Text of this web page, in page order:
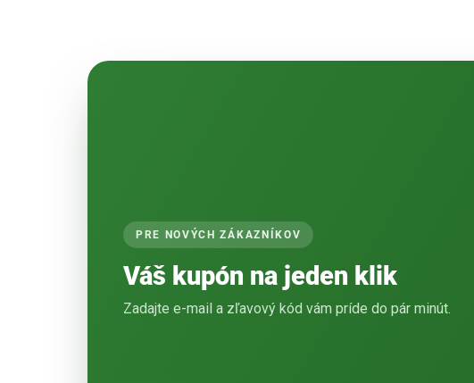
PRE NOVÝCH ZÁKAZNÍKOV
Váš kupón na jeden klik
Zadajte e-mail a zľavový kód vám príde do pár minút.